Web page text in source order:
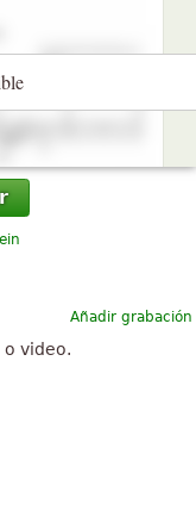
Añadir grabación
video.